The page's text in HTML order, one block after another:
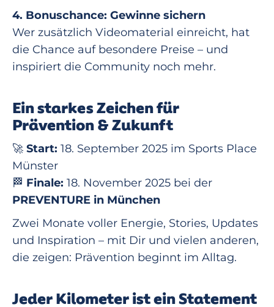
4. Bonuschance: Gewinne sichern
Wer zusätzlich Videomaterial einreicht, hat
die Chance auf besondere Preise – und
inspiriert die Community noch mehr.
Ein starkes Zeichen für
Prävention & Zukunft
🚀 Start: 18. September 2025 im Sports Place
Münster
🏁 Finale: 18. November 2025 bei der
PREVENTURE in München
Zwei Monate voller Energie, Stories, Updates
und Inspiration – mit Dir und vielen anderen,
die zeigen: Prävention beginnt im Alltag.
Jeder Kilometer ist ein Statement